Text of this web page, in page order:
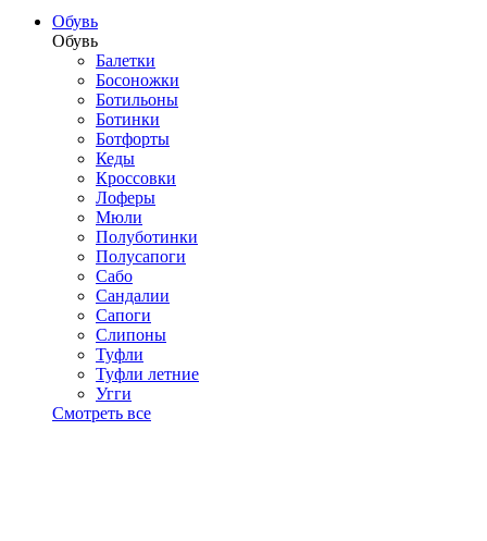
Обувь
Обувь
Балетки
Босоножки
Ботильоны
Ботинки
Ботфорты
Кеды
Кроссовки
Лоферы
Мюли
Полуботинки
Полусапоги
Сабо
Сандалии
Сапоги
Слипоны
Туфли
Туфли летние
Угги
Смотреть все